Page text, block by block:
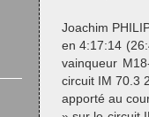
Joachim
en 4:17:14
vainqueur
circuit IM 70.3
apporté au